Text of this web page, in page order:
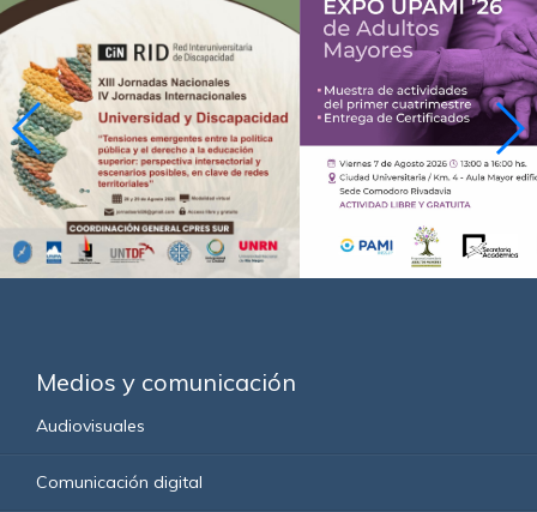
Medios y comunicación
Audiovisuales
Comunicación digital